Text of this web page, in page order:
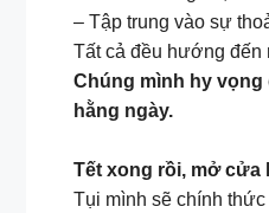
– Tập trung vào sự
Tất cả đều hướng đến
Chúng mình hy vọng
hằng ngày.
Tết xong rồi, mở cửa
Tụi mình sẽ chính